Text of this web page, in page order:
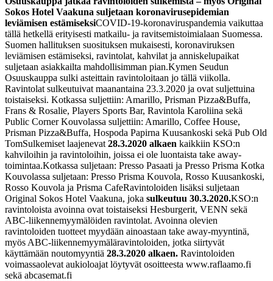
Sokos Hotel Vaakuna suljetaan koronavirusepidemian
leviämisen estämiseksiCOVID-19-koronaviruspandemia vaikuttaa
tällä hetkellä erityisesti matkailu- ja ravitsemistoimialaan Suomessa.
Suomen hallituksen suosituksen mukaisesti, koronaviruksen
leviämisen estämiseksi, ravintolat, kahvilat ja anniskelupaikat
suljetaan asiakkailta mahdollisimman pian.Kymen Seudun
Osuuskauppa sulki asteittain ravintoloitaan jo tällä viikolla.
Ravintolat sulkeutuivat maanantaina 23.3.2020 ja ovat suljettuina
toistaiseksi. Kotkassa suljettiin: Amarillo, Prisman Pizza&Buffa,
Frans & Rosalie, Players Sports Bar, Ravintola Karoliina sekä
Public Corner Kouvolassa suljettiin: Amarillo, Coffee House,
Prisman Pizza&Buffa, Hospoda Papirna Kuusankoski sekä Pub Old
TomSulkemiset laajenevat 28.3.2020 alkaen kaikkiin KSO:n
kahviloihin ja ravintoloihin, joissa ei ole luontaista take away-
toimintaa.Kotkassa suljetaan: Presso Pasaati ja Presso Prisma Kotka
Kouvolassa suljetaan: Presso Prisma Kouvola, Rosso Kuusankoski,
Rosso Kouvola ja Prisma CafeRavintoloiden lisäksi suljetaan
Original Sokos Hotel Vaakuna, joka sulkeutuu 30.3.2020.KSO:n
ravintoloista avoinna ovat toistaiseksi Hesburgerit, VENN sekä
ABC-liikennemyymälöiden ravintolat. Avoinna olevien
ravintoloiden tuotteet myydään ainoastaan take away-myyntinä,
myös ABC-liikennemyymäläravintoloiden, jotka siirtyvät
käyttämään noutomyyntiä 28.3.2020 alkaen. Ravintoloiden
voimassaolevat aukioloajat löytyvät osoitteesta www.raflaamo.fi
sekä abcasemat.fi